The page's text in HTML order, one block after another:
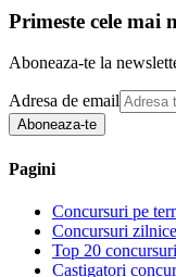
Primeste cele mai
Aboneaza-te la
Adresa de email
Aboneaza-te
Pagini
Concursuri pe
Concursuri zilnice
Top 20 concursuri
Castigatori